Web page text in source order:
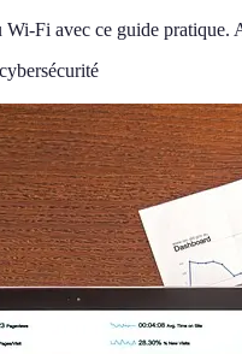
Wi-Fi avec ce guide pratique.
cybersécurité